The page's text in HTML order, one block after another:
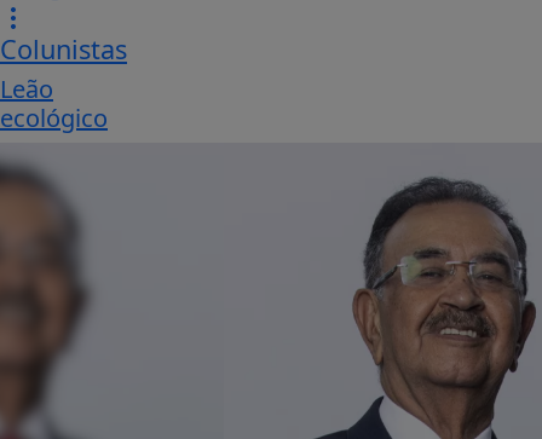
Colunistas
Leão
ecológico